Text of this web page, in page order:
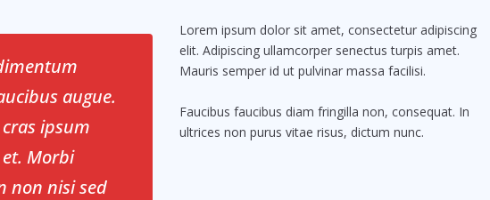
augue.
ipsum
Morbi
non nisi sed
Lorem ipsum dolor sit amet, consectetur adipiscing
elit. Adipiscing ullamcorper senectus turpis amet.
Mauris semper id ut pulvinar massa facilisi.
Faucibus faucibus diam fringilla non, consequat. In
ultrices non purus vitae risus, dictum nunc.